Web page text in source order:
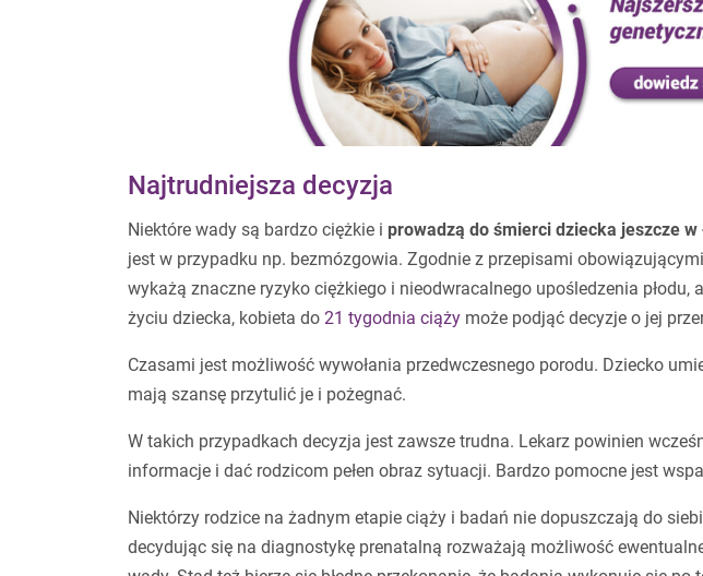
Najtrudniejsza decyzja
Niektóre wady są bardzo ciężkie i prowadzą do śmierci dziecka jeszcze
jest w przypadku np. bezmózgowia. Zgodnie z przepisami
wykażą znaczne ryzyko ciężkiego i nieodwracalnego upośledzenia płodu,
życiu dziecka, kobieta do 21 tygodnia ciąży może podjąć decyzje o jej
Czasami jest możliwość wywołania przedwczesnego porodu. Dziecko
mają szansę przytulić je i pożegnać.
W takich przypadkach decyzja jest zawsze trudna. Lekarz powinien
informacje i dać rodzicom pełen obraz sytuacji. Bardzo pomocne jest
Niektórzy rodzice na żadnym etapie ciąży i badań nie dopuszczają do
decydując się na diagnostykę prenatalną rozważają możliwość